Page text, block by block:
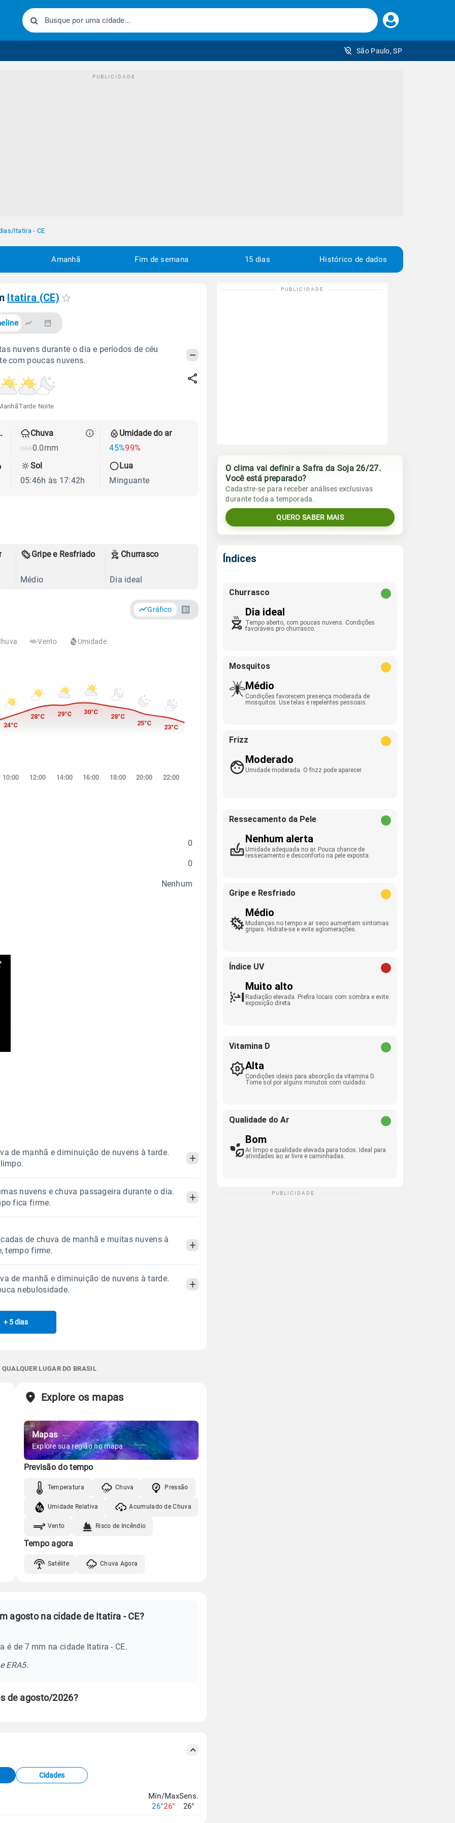
Faça
seu
São Paulo, SP
/Itatira - CE
Amanhã Fim de semana 15 dias Histórico de dados
Itatira (CE)
nuvens durante o dia e períodos de céu
com poucas nuvens.
Tarde Noite
Chuva
0.0mm
Umidade do ar
45%99%
Sol
05:46h às 17:42h
Lua
Minguante
Gripe e Resfriado
Médio
Churrasco
Dia ideal
Gráfico
Vento Umidade
0
0
Nenhum
de manhã e diminuição de nuvens à tarde.
Manhã Tarde
0.6mm
47% de chance
05:46h às 17:42h
Minguante
nuvens e chuva passageira durante o dia.
fica firme.
Tarde Noite
Chuva
0.5mm
65% de chance
Umidade do ar
05:46h às 17:42h
de chuva de manhã e muitas nuvens à
tempo firme.
Tarde Noite
Chuva
05:45h às 17:42h
Vento Umidade
de manhã e diminuição de nuvens à tarde.
nebulosidade.
ManhãTarde
0.3mm
Sol
Lua
Gráfico
+ 5 dias
LUGAR DO BRASIL
Explore os mapas
Mapas
Explore sua região no mapa
Previsão do tempo
Temperatura Chuva Pressão
Umidade Relativa Acumulado de Chuva
Vento Risco de Incêndio
Tempo agora
Satélite Chuva Agora
agosto na cidade de Itatira - CE?
é de 7 mm na cidade Itatira - CE.
ERA5.
de agosto/2026?
Cidades
Mín/Max
26°26°
Sens.
26°
O clima vai definir a Safra da Soja 26/27.
Você está preparado?
Cadastre-se para receber análises exclusivas
durante toda a temporada.
QUERO SABER MAIS
Índices
Churrasco
Dia ideal
Tempo aberto, com poucas nuvens. Condições
favoráveis pro churrasco.
Mosquitos
Médio
Condições favorecem presença moderada de
mosquitos. Use telas e repelentes pessoais.
Frizz
Moderado
Umidade moderada. O frizz pode aparecer.
Ressecamento da Pele
Nenhum alerta
Umidade adequada no ar. Pouca chance de
ressecamento e desconforto na pele exposta.
Gripe e Resfriado
Médio
Mudanças no tempo e ar seco aumentam sintomas
gripais. Hidrate-se e evite aglomerações.
Índice UV
Muito alto
Radiação elevada. Prefira locais com sombra e evite
exposição direta.
Vitamina D
Alta
Condições ideais para absorção da vitamina D.
Tome sol por alguns minutos com cuidado.
Qualidade do Ar
Bom
Ar limpo e qualidade elevada para todos. Ideal para
atividades ao ar livre e caminhadas.